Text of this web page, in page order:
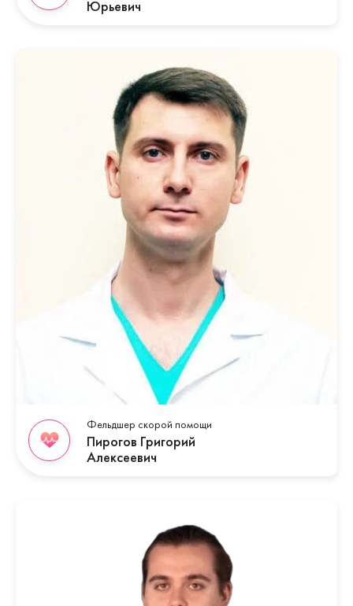
Юрьевич
Фельдшер скорой помощи
Пирогов Григорий
Алексеевич